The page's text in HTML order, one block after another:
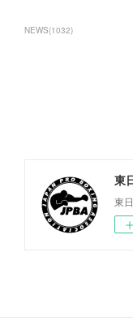
NEWS(1032)
東
東